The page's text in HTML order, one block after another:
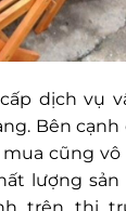
dịch vụ
Bên cạnh
cũng
lượng sản